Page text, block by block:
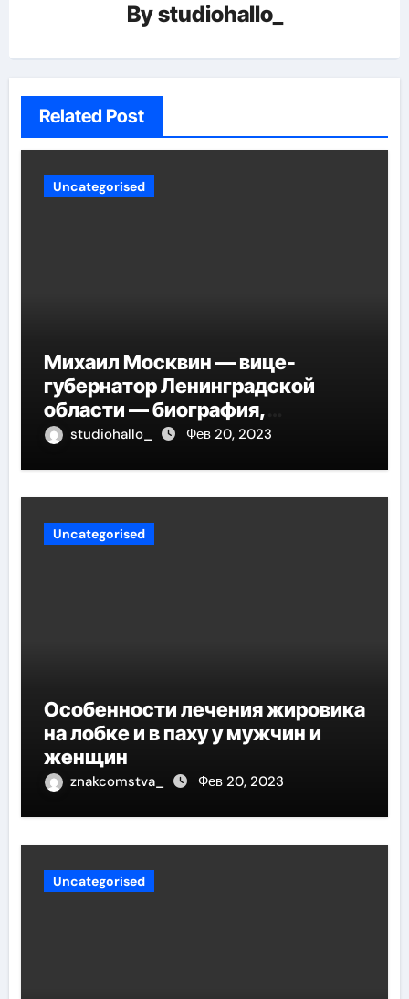
Bystudiohallo_
Related Post
Uncategorised
Михаил Москвин — вице-
губернатор Ленинградской
области — биография,
достижения и вклад в развитие
studiohallo_ Фев 20, 2023
Uncategorised
Особенности лечения жировика
на лобке и в паху у мужчин и
женщин
znakcomstva_ Фев 20, 2023
Uncategorised